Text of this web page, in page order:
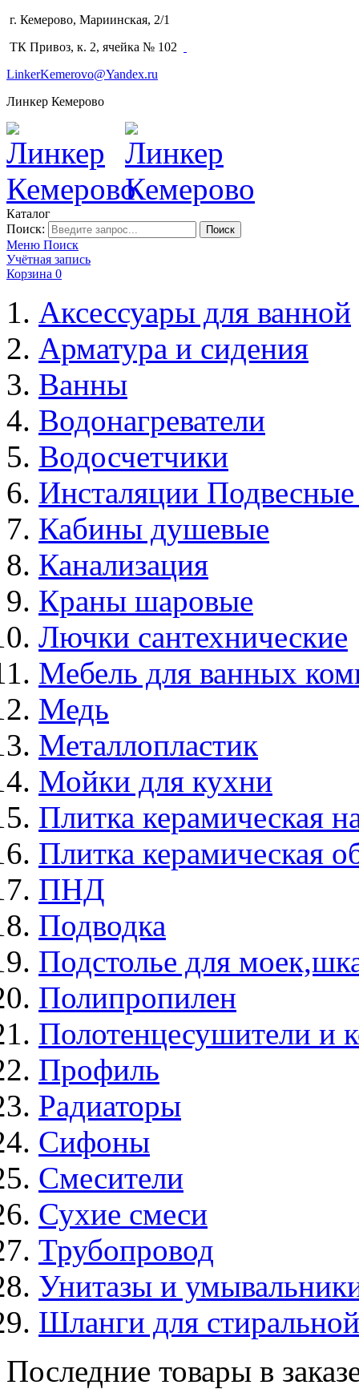
г. Кемерово, Мариинская, 2/1
ТК Привоз, к. 2, ячейка № 102
LinkerKemerovo@Yandex.ru
Линкер Кемерово
Каталог
Поиск:
Поиск
Меню Поиск
Учётная запись
Корзина 0
Аксессуары для ванной
Арматура и сидения
Ванны
Водонагреватели
Водосчетчики
Инсталяции
Кабины душевые
Канализация
Краны шаровые
Лючки сантехнические
Мебель для ванных
Медь
Металлопластик
Мойки для кухни
Плитка керамическая
Плитка керамическая
ПНД
Подводка
Подстолье для
Полипропилен
Полотенцесушители и
Профиль
Радиаторы
Сифоны
Смесители
Сухие смеси
Трубопровод
Унитазы и
Шланги для
Последние товары в